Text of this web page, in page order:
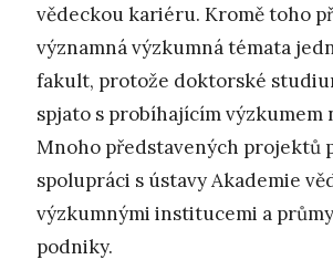
vědeckou kariéru. Kromě toho
významná výzkumná témata
fakult, protože doktorské
spjato s probíhajícím výzkumem
Mnoho představených projektů
spolupráci s ústavy Akademie
výzkumnými institucemi a
podniky.